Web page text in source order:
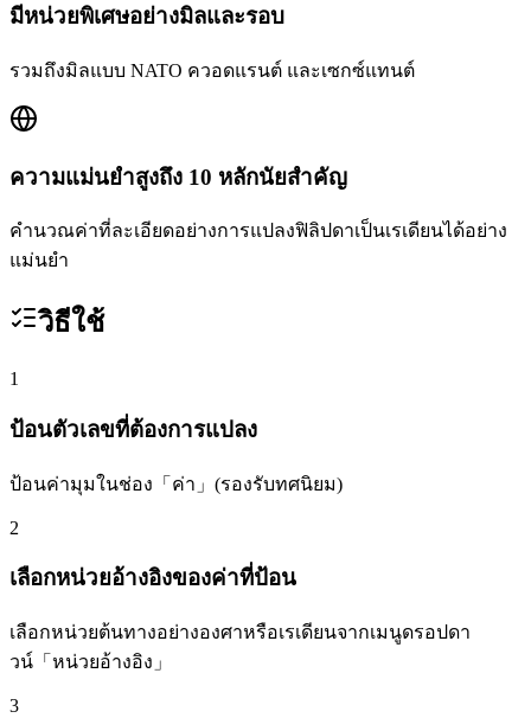
มีหน่วยพิเศษอย่างมิลและรอบ
รวมถึงมิลแบบ NATO ควอดแรนต์ และเซกซ์แทนต์
ความแม่นยำสูงถึง 10 หลักนัยสำคัญ
คำนวณค่าที่ละเอียดอย่างการแปลงฟิลิปดาเป็นเรเดียนได้อย่าง
แม่นยำ
วิธีใช้
1
ป้อนตัวเลขที่ต้องการแปลง
ป้อนค่ามุมในช่อง「ค่า」(รองรับทศนิยม)
2
เลือกหน่วยอ้างอิงของค่าที่ป้อน
เลือกหน่วยต้นทางอย่างองศาหรือเรเดียนจากเมนูดรอปดา
วน์「หน่วยอ้างอิง」
3